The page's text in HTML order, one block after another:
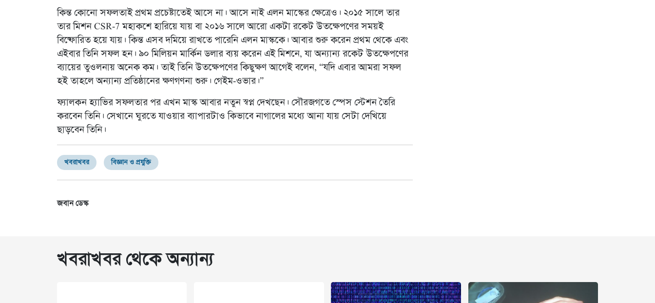
কিন্ত কোনো সফলতাই প্রথম প্রচেষ্টাতেই আসে না। আসে নাই এলন মাস্কের ক্ষেত্রেও। ২০১৫ সালে তার
তার মিশন CSR-7 মহাকশে হারিয়ে যায় বা ২০১৬ সালে আরো একটা রকেট উতক্ষেপণের সময়ই
বিষ্ফোরিত হয়ে যায়। কিন্ত এসব দমিয়ে রাখতে পারেনি এলন মাস্ককে। আবার শুরু করেন প্রথম থেকে এবং
এইবার তিনি সফল হন। ৯০ মিলিয়ন মার্কিন ডলার ব্যয় করেন এই মিশনে, যা অন্যান্য রকেট উতক্ষেপণের
ব্যায়ের তুওলনায় অনেক কম। তাই তিনি উতক্ষেপণের কিছুক্ষণ আগেই বলেন, “যদি এবার আমরা সফল
হই তাহলে অন্যান্য প্রতিষ্ঠানের ক্ষণগণনা শুরু। গেইম-ওভার।”
ফ্যালকন হ্যাভির সফলতার পর এখন মাস্ক আবার নতুন স্বপ্ন দেখছেন। সৌরজগতে স্পেস স্টেশন তৈরি
করবেন তিনি। সেখানে ঘুরতে যাওয়ার ব্যাপারটাও কিভাবে নাগালের মধ্যে আনা যায় সেটা দেখিয়ে
ছাড়বেন তিনি।
খবরাখবর বিজ্ঞান ও প্রযুক্তি
জবান ডেস্ক
খবরাখবর থেকে অন্যান্য